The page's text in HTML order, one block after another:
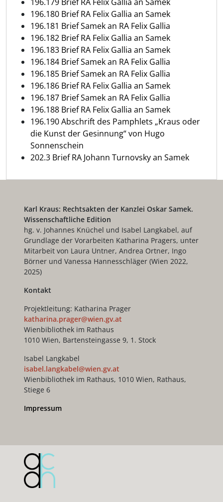
196.180 Brief RA Felix Gallia an Samek
196.181 Brief Samek an RA Felix Gallia
196.182 Brief RA Felix Gallia an Samek
196.183 Brief RA Felix Gallia an Samek
196.184 Brief Samek an RA Felix Gallia
196.185 Brief Samek an RA Felix Gallia
196.186 Brief RA Felix Gallia an Samek
196.187 Brief Samek an RA Felix Gallia
196.188 Brief RA Felix Gallia an Samek
196.190 Abschrift des Pamphlets „Kraus oder
die Kunst der Gesinnung“ von Hugo
Sonnenschein
202.3 Brief RA Johann Turnovsky an Samek
Karl Kraus: Rechtsakten der Kanzlei Oskar Samek.
Wissenschaftliche Edition
hg. v. Johannes Knüchel und Isabel Langkabel, auf
Grundlage der Vorarbeiten Katharina Pragers, unter
Mitarbeit von Laura Untner, Andrea Ortner, Ingo
Börner und Vanessa Hannesschläger (Wien 2022,
2025)
Kontakt
Projektleitung: Katharina Prager
katharina.prager@wien.gv.at
Wienbibliothek im Rathaus
1010 Wien, Bartensteingasse 9, 1. Stock
Isabel Langkabel
isabel.langkabel@wien.gv.at
Wienbibliothek im Rathaus, 1010 Wien, Rathaus,
Stiege 6
Impressum